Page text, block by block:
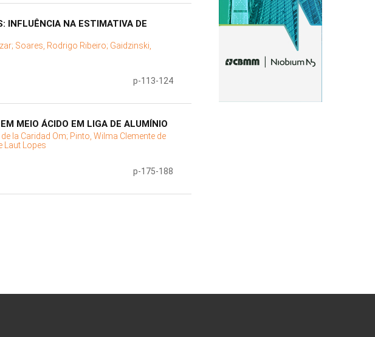
INFLUÊNCIA NA ESTIMATIVA DE
Soares, Rodrigo Ribeiro; Gaidzinski,
p-113-124
MEIO ÁCIDO EM LIGA DE ALUMÍNIO
la Caridad Om; Pinto, Wilma Clemente de
Laut Lopes
p-175-188